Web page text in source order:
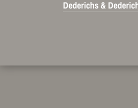
Dederichs &